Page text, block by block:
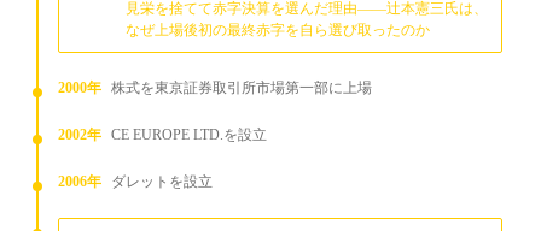
見栄を捨てて赤字決算を選んだ理由——辻本憲三氏は、
なぜ上場後初の最終赤字を自ら選び取ったのか
2000年 株式を東京証券取引所市場第一部に上場
2002年 CE EUROPE LTD.を設立
2006年 ダレットを設立